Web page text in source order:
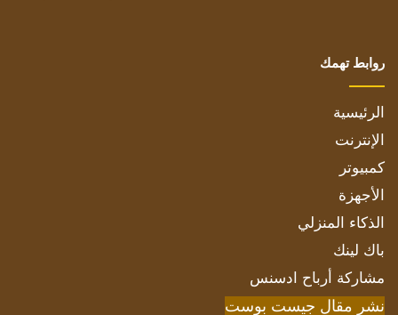
روابط تهمك
الرئيسية
الإنترنت
كمبيوتر
الأجهزة
الذكاء المنزلي
باك لينك
مشاركة أرباح ادسنس
نشر مقال جيست بوست